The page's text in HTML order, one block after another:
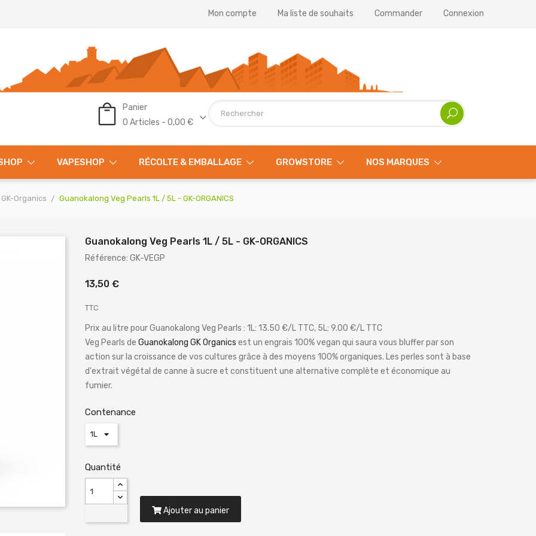
Mon compte Ma liste de souhaits Commander Connexion
Panier
0 Articles - 0,00 €
VAPESHOP RÉCOLTE & EMBALLAGE GROWSTORE NOS MARQUES
GK-Organics Guanokalong Veg Pearls 1L / 5L - GK-ORGANICS
Guanokalong Veg Pearls 1L / 5L - GK-ORGANICS
Référence: GK-VEGP
13,50 €
TTC
Prix au litre pour Guanokalong Veg Pearls : 1L: 13.50 €/L TTC, 5L: 9.00 €/L TTC
Veg Pearls de Guanokalong GK Organics est un engrais 100% vegan qui saura vous bluffer par son
action sur la croissance de vos cultures grâce à des moyens 100% organiques. Les perles sont à base
d'extrait végétal de canne à sucre et constituent une alternative complète et économique au
fumier.
Contenance
Quantité
Ajouter au panier